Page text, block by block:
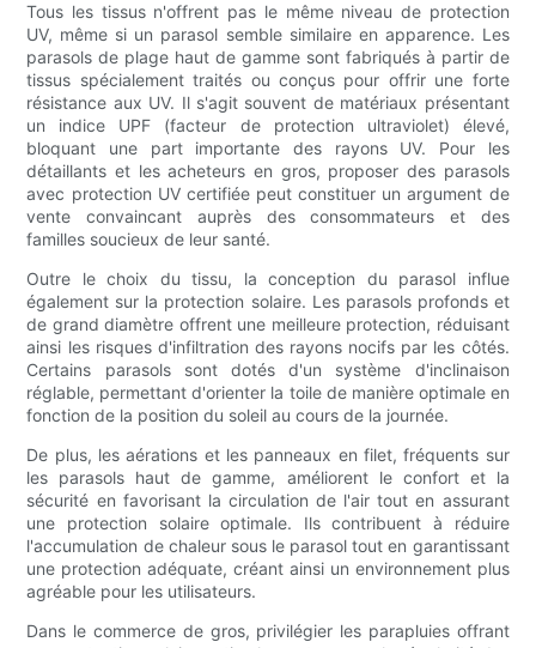
Tous les tissus n'offrent pas le même niveau de protection
UV, même si un parasol semble similaire en apparence. Les
parasols de plage haut de gamme sont fabriqués à partir de
tissus spécialement traités ou conçus pour offrir une forte
résistance aux UV. Il s'agit souvent de matériaux présentant
un indice UPF (facteur de protection ultraviolet) élevé,
bloquant une part importante des rayons UV. Pour les
détaillants et les acheteurs en gros, proposer des parasols
avec protection UV certifiée peut constituer un argument de
vente convaincant auprès des consommateurs et des
familles soucieux de leur santé.
Outre le choix du tissu, la conception du parasol influe
également sur la protection solaire. Les parasols profonds et
de grand diamètre offrent une meilleure protection, réduisant
ainsi les risques d'infiltration des rayons nocifs par les côtés.
Certains parasols sont dotés d'un système d'inclinaison
réglable, permettant d'orienter la toile de manière optimale en
fonction de la position du soleil au cours de la journée.
De plus, les aérations et les panneaux en filet, fréquents sur
les parasols haut de gamme, améliorent le confort et la
sécurité en favorisant la circulation de l'air tout en assurant
une protection solaire optimale. Ils contribuent à réduire
l'accumulation de chaleur sous le parasol tout en garantissant
une protection adéquate, créant ainsi un environnement plus
agréable pour les utilisateurs.
Dans le commerce de gros, privilégier les parapluies offrant